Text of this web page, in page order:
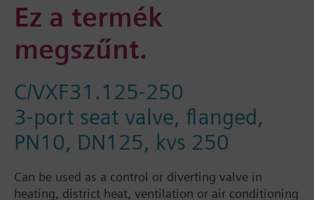
Ez a termék
megszűnt.
C/VXF31.125-250
3-port seat valve, flanged,
PN10, DN125, kvs 250
Can be used as a control or diverting valve in
heating, district heat, ventilation or air conditioning